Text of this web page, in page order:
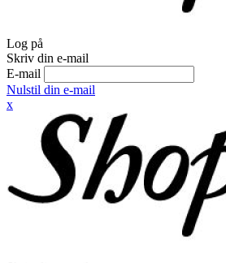
Log på
Skriv din e-mail
E-mail
Nulstil din e-mail
x